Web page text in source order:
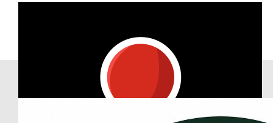
Our Team Members